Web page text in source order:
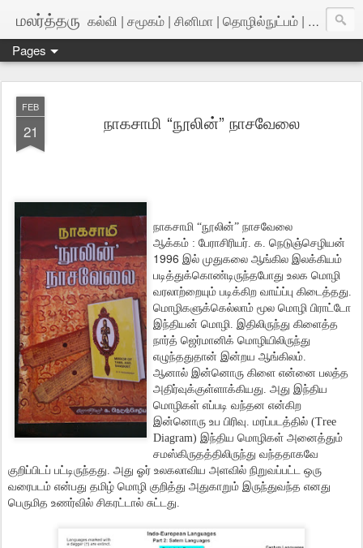
மலர்த்தரு கல்வி | சமூகம் | சினிமா | தொழில்நுட்பம் | அறிவியல்
Pages
FEB
21 நாகசாமி “நூலின்” நாசவேலை
நாகசாமி “நூலின்” நாசவேலை
ஆக்கம் : பேராசிரியர். க. நெடுஞ்செழியன்
1996 இல் முதுகலை ஆங்கில இலக்கியம்
படித்துக்கொண்டிருந்தபோது உலக மொழி
வரலாற்றையும் படிக்கிற வாய்ப்பு கிடைத்தது.
மொழிகளுக்கெல்லாம் மூல மொழி பிராட்டோ
இந்தியன் மொழி. இதிலிருந்து கிளைத்த
நார்த் ஜெர்மானிக் மொழியிலிருந்து
எழுந்ததுதான் இன்றய ஆங்கிலம்.
ஆனால் இன்னொரு கிளை என்னை பலத்த
அதிர்வுக்குள்ளாக்கியது. அது இந்திய
மொழிகள் எப்படி வந்தன என்கிற
இன்னொரு உப பிரிவு. மரப்படத்தில் (Tree
Diagram) இந்திய மொழிகள் அனைத்தும்
சமஸ்கிருதத்திலிருந்து வந்ததாகவே
குறிப்பிடப் பட்டிருந்தது. அது ஓர் உலகலாவிய அளவில் நிறுவப்பட்ட ஒரு
வரைபடம் என்பது தமிழ் மொழி குறித்து அதுகாறும் இருந்துவந்த எனது
பெருமித உணர்வில் சிகரட்டால் சுட்டது.